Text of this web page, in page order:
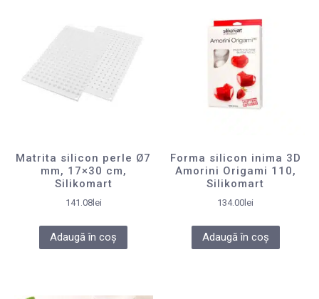
Matrita silicon perle Ø7
mm, 17×30 cm,
Silikomart
141.08lei
Adaugă în coș
Forma silicon inima 3D
Amorini Origami 110,
Silikomart
134.00 lei
Adaugă în coș